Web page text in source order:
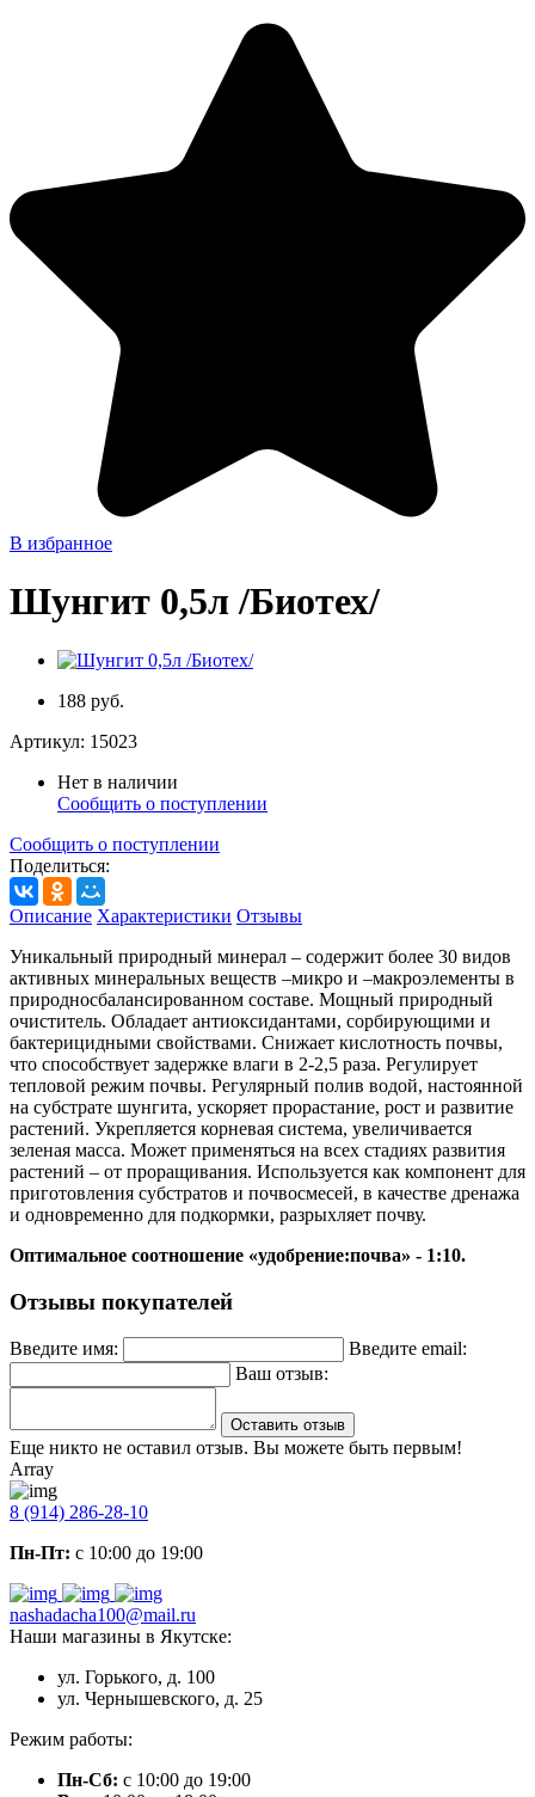
В избранное
Шунгит 0,5л /Биотех/
188 руб.
Артикул: 15023
Нет в наличии
Сообщить о поступлении
Сообщить о поступлении
Поделиться:
Описание Характеристики Отзывы
Уникальный природный минерал – содержит более 30 видов
активных минеральных веществ –микро и –макроэлементы в
природносбалансированном составе. Мощный природный
очиститель. Обладает антиоксидантами, сорбирующими и
бактерицидными свойствами. Снижает кислотность почвы,
что способствует задержке влаги в 2-2,5 раза. Регулирует
тепловой режим почвы. Регулярный полив водой, настоянной
на субстрате шунгита, ускоряет прорастание, рост и развитие
растений. Укрепляется корневая система, увеличивается
зеленая масса. Может применяться на всех стадиях развития
растений – от проращивания. Используется как компонент для
приготовления субстратов и почвосмесей, в качестве дренажа
и одновременно для подкормки, разрыхляет почву.
Оптимальное соотношение «удобрение:почва» - 1:10.
Отзывы покупателей
Введите имя:
Введите email:
Ваш отзыв:
Оставить отзыв
Еще никто не оставил отзыв. Вы можете быть первым!
Array
8 (914) 286-28-10
Пн-Пт: с 10:00 до 19:00
nashadacha100@mail.ru
Наши магазины в Якутске:
ул. Горького, д. 100
ул. Чернышевского, д. 25
Режим работы:
Пн-Сб: с 10:00 до 19:00